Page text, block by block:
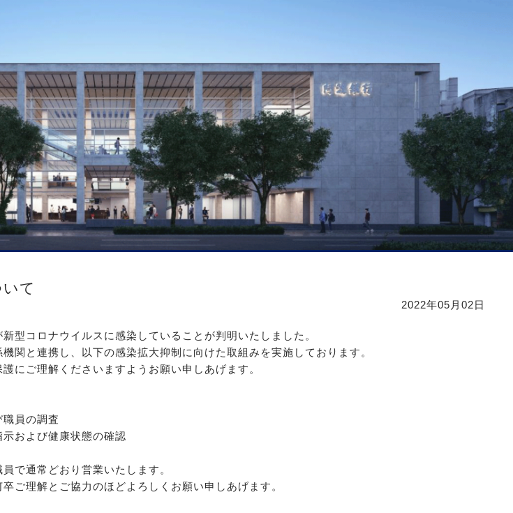
て
2022年05月02日
型コロナウイルスに感染していることが判明いたしました。
関と連携し、以下の感染拡大抑制に向けた取組みを実施しております。
にご理解くださいますようお願い申しあげます。
職員の調査
および健康状態の確認
で通常どおり営業いたします。
ご理解とご協力のほどよろしくお願い申しあげます。